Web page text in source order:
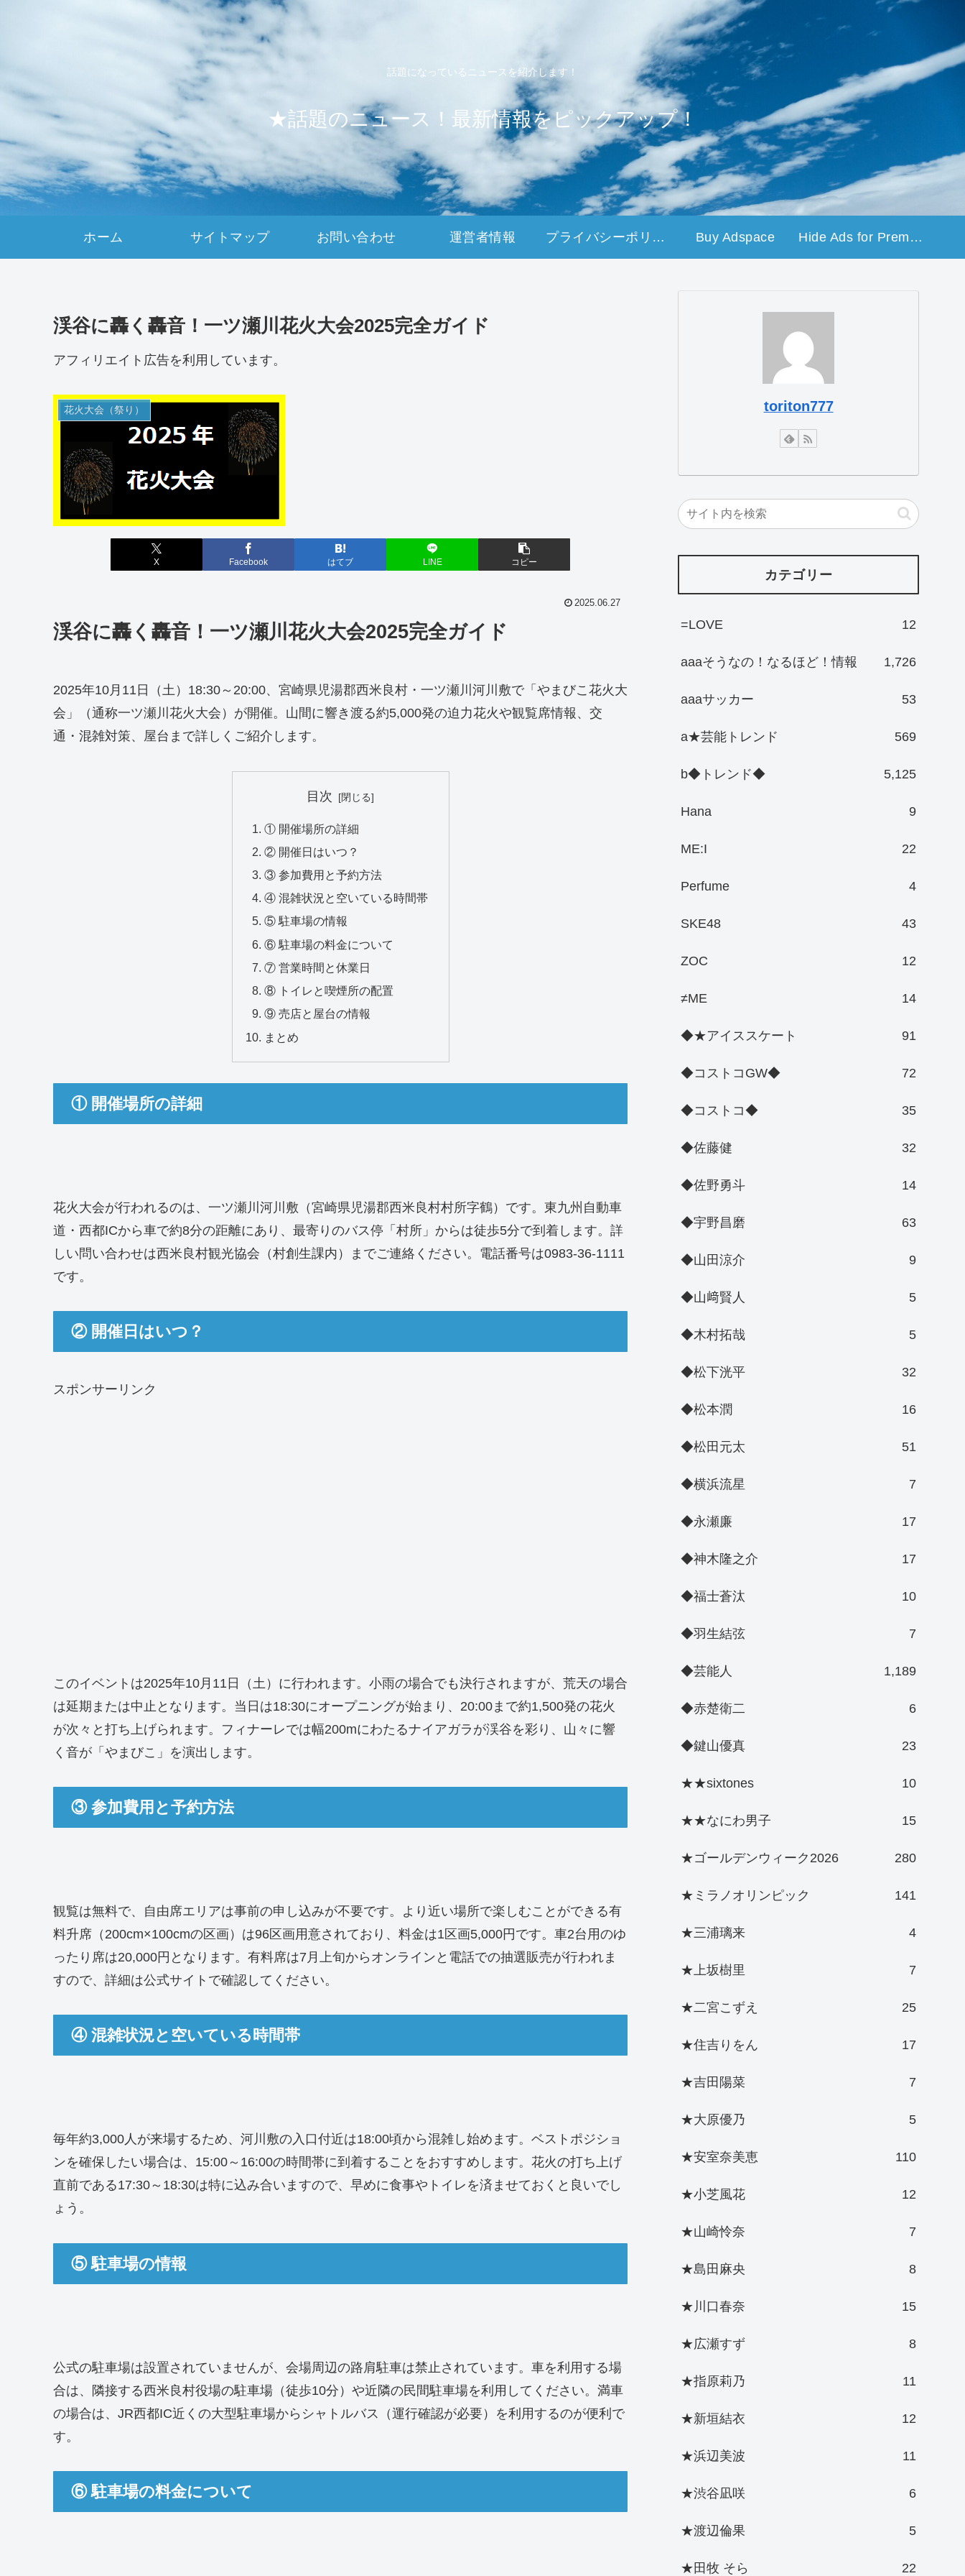
話題になっているニュースを紹介します！
★話題のニュース！最新情報をピックアップ！
ホーム サイトマップ お問い合わせ 運営者情報 プライバシーポリシー Buy Adspace Hide Ads for Premium Members
渓谷に轟く轟音！一ツ瀬川花火大会2025完全ガイド
アフィリエイト広告を利用しています。
花火大会（祭り）
X Facebook はてブ LINE コピー
2025.06.27
渓谷に轟く轟音！一ツ瀬川花火大会2025完全ガイド
2025年10月11日（土）18:30～20:00、宮崎県児湯郡西米良村・一ツ瀬川河川敷で「やまびこ花火大
会」（通称一ツ瀬川花火大会）が開催。山間に響き渡る約5,000発の迫力花火や観覧席情報、交
通・混雑対策、屋台まで詳しくご紹介します。
目次
① 開催場所の詳細
② 開催日はいつ？
③ 参加費用と予約方法
④ 混雑状況と空いている時間帯
⑤ 駐車場の情報
⑥ 駐車場の料金について
⑦ 営業時間と休業日
⑧ トイレと喫煙所の配置
⑨ 売店と屋台の情報
まとめ
① 開催場所の詳細
花火大会が行われるのは、一ツ瀬川河川敷（宮崎県児湯郡西米良村村所字鶴）です。東九州自動車
道・西都ICから車で約8分の距離にあり、最寄りのバス停「村所」からは徒歩5分で到着します。詳
しい問い合わせは西米良村観光協会（村創生課内）までご連絡ください。電話番号は0983-36-1111
です。
② 開催日はいつ？
スポンサーリンク
このイベントは2025年10月11日（土）に行われます。小雨の場合でも決行されますが、荒天の場合
は延期または中止となります。当日は18:30にオープニングが始まり、20:00まで約1,500発の花火
が次々と打ち上げられます。フィナーレでは幅200mにわたるナイアガラが渓谷を彩り、山々に響
く音が「やまびこ」を演出します。
③ 参加費用と予約方法
観覧は無料で、自由席エリアは事前の申し込みが不要です。より近い場所で楽しむことができる有
料升席（200cm×100cmの区画）は96区画用意されており、料金は1区画5,000円です。車2台用のゆ
ったり席は20,000円となります。有料席は7月上旬からオンラインと電話での抽選販売が行われま
すので、詳細は公式サイトで確認してください。
④ 混雑状況と空いている時間帯
毎年約3,000人が来場するため、河川敷の入口付近は18:00頃から混雑し始めます。ベストポジショ
ンを確保したい場合は、15:00～16:00の時間帯に到着することをおすすめします。花火の打ち上げ
直前である17:30～18:30は特に込み合いますので、早めに食事やトイレを済ませておくと良いでし
ょう。
⑤ 駐車場の情報
公式の駐車場は設置されていませんが、会場周辺の路肩駐車は禁止されています。車を利用する場
合は、隣接する西米良村役場の駐車場（徒歩10分）や近隣の民間駐車場を利用してください。満車
の場合は、JR西都IC近くの大型駐車場からシャトルバス（運行確認が必要）を利用するのが便利で
す。
⑥ 駐車場の料金について
toriton777
カテゴリー
=LOVE 12
aaaそうなの！なるほど！情報 1,726
aaaサッカー 53
a★芸能トレンド 569
b◆トレンド◆ 5,125
Hana 9
ME:I 22
Perfume 4
SKE48 43
ZOC 12
≠ME 14
◆★アイススケート 91
◆コストコGW◆ 72
◆コストコ◆ 35
◆佐藤健 32
◆佐野勇斗 14
◆宇野昌磨 63
◆山田涼介 9
◆山﨑賢人 5
◆木村拓哉 5
◆松下洸平 32
◆松本潤 16
◆松田元太 51
◆横浜流星 7
◆永瀬廉 17
◆神木隆之介 17
◆福士蒼汰 10
◆羽生結弦 7
◆芸能人 1,189
◆赤楚衛二 6
◆鍵山優真 23
★★sixtones 10
★★なにわ男子 15
★ゴールデンウィーク2026 280
★ミラノオリンピック 141
★三浦璃来 4
★上坂樹里 7
★二宮こずえ 25
★住吉りをん 17
★吉田陽菜 7
★大原優乃 5
★安室奈美恵 110
★小芝風花 12
★山崎怜奈 7
★島田麻央 8
★川口春奈 15
★広瀬すず 8
★指原莉乃 11
★新垣結衣 12
★浜辺美波 11
★渋谷凪咲 6
★渡辺倫果 5
★田牧 そら 22